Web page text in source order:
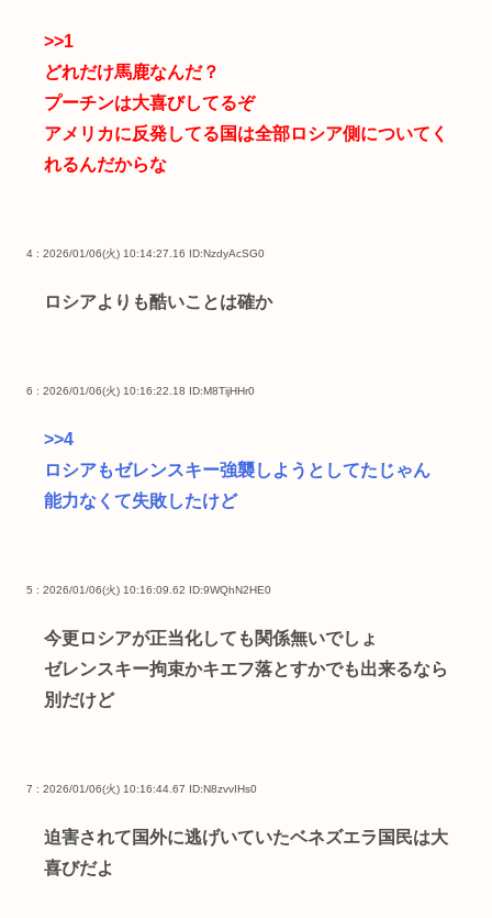
>>1
どれだけ馬鹿なんだ？
プーチンは大喜びしてるぞ
アメリカに反発してる国は全部ロシア側についてく
れるんだからな
4 : 2026/01/06(火) 10:14:27.16 ID:NzdyAcSG0
ロシアよりも酷いことは確か
6 : 2026/01/06(火) 10:16:22.18 ID:M8TijHHr0
>>4
ロシアもゼレンスキー強襲しようとしてたじゃん
能力なくて失敗したけど
5 : 2026/01/06(火) 10:16:09.62 ID:9WQhN2HE0
今更ロシアが正当化しても関係無いでしょ
ゼレンスキー拘束かキエフ落とすかでも出来るなら
別だけど
7 : 2026/01/06(火) 10:16:44.67 ID:N8zvvIHs0
迫害されて国外に逃げいていたベネズエラ国民は大
喜びだよ